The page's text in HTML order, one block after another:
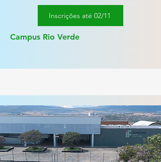
Inscrições até 02/11
Campus Rio Verde